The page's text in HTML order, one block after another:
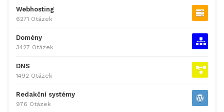
Webhosting
6271 Otázek
Domény
3427 Otázek
DNS
1492 Otázek
Redakční systémy
976 Otázek